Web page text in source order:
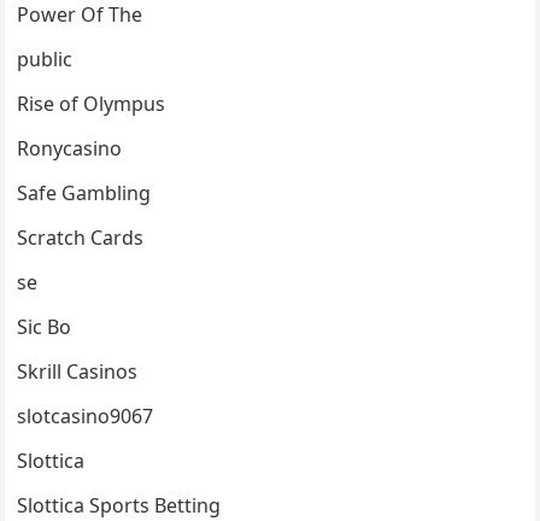
Power Of The
public
Rise of Olympus
Ronycasino
Safe Gambling
Scratch Cards
se
Sic Bo
Skrill Casinos
slotcasino9067
Slottica
Slottica Sports Betting